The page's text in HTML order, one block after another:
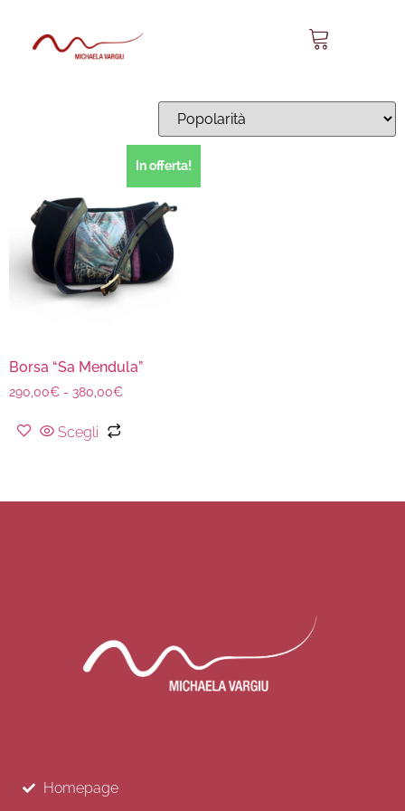
Sa Mendula 18
In offerta!
Borsa “Sa Mendula”
290,00€ - 380,00€
Scegli
Homepage